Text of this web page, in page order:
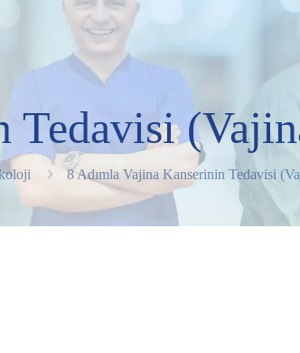
Tedavisi
8 Adımla Vajina Kanserinin Tedavisi